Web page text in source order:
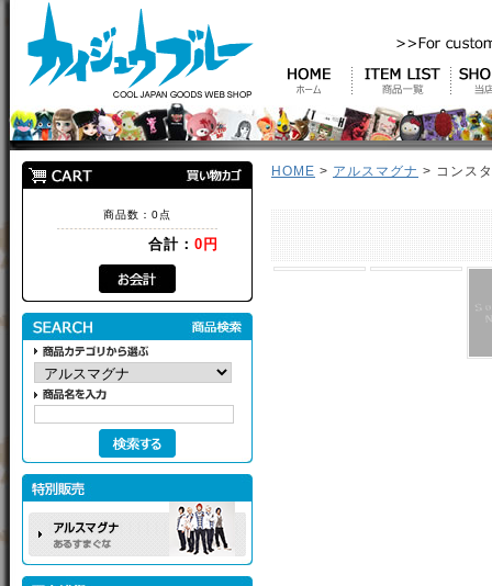
商品数：0点
合計： 0円
HOME > アルスマグナ > コンス